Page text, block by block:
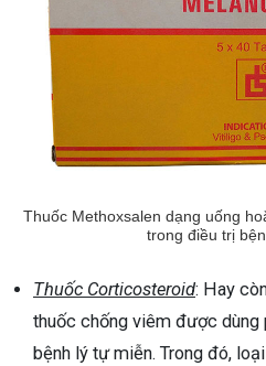
Thuốc Methoxsalen dạng uống
trong điều trị
Thuốc Corticosteroid: Hay
thuốc chống viêm được dùng
bệnh lý tự miễn. Trong đó,